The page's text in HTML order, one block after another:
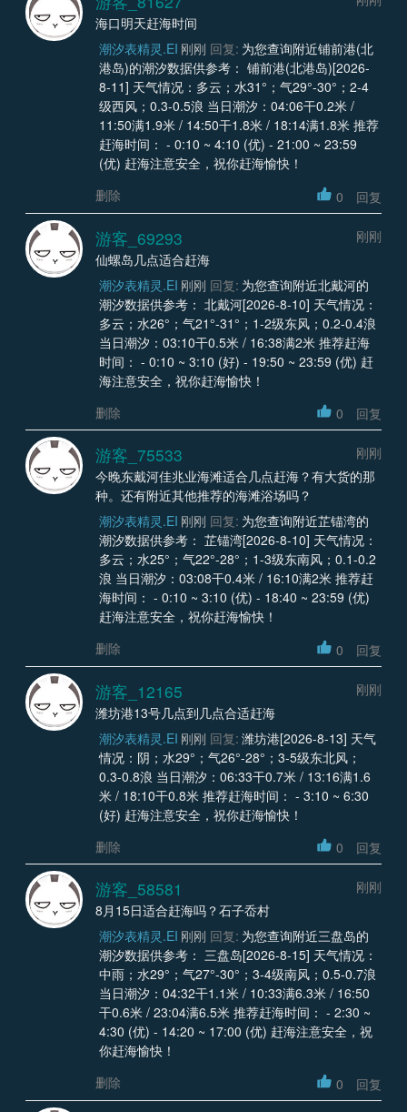
海口明天赶海时间
潮汐表精灵.EI 刚刚 回复: 为您查询附近铺前港(北
港岛)的潮汐数据供参考： 铺前港(北港岛)[2026-
8-11] 天气情况：多云；水31°；气29°-30°；2-4
级西风；0.3-0.5浪 当日潮汐：04:06干0.2米 /
11:50满1.9米 / 14:50干1.8米 / 18:14满1.8米 推荐
赶海时间： - 0:10 ~ 4:10 (优) - 21:00 ~ 23:59
(优) 赶海注意安全，祝你赶海愉快！
删除
0 回复
游客_69293
刚刚
仙螺岛几点适合赶海
潮汐表精灵.EI 刚刚 回复: 为您查询附近北戴河的
潮汐数据供参考： 北戴河[2026-8-10] 天气情况：
多云；水26°；气21°-31°；1-2级东风；0.2-0.4浪
当日潮汐：03:10干0.5米 / 16:38满2米 推荐赶海
时间： - 0:10 ~ 3:10 (好) - 19:50 ~ 23:59 (优) 赶
海注意安全，祝你赶海愉快！
删除
0 回复
游客_75533
刚刚
今晚东戴河佳兆业海滩适合几点赶海？有大货的那
种。还有附近其他推荐的海滩浴场吗？
潮汐表精灵.EI 刚刚 回复: 为您查询附近芷锚湾的
潮汐数据供参考： 芷锚湾[2026-8-10] 天气情况：
多云；水25°；气22°-28°；1-3级东南风；0.1-0.2
浪 当日潮汐：03:08干0.4米 / 16:10满2米 推荐赶
海时间： - 0:10 ~ 3:10 (优) - 18:40 ~ 23:59 (优)
赶海注意安全，祝你赶海愉快！
删除
0 回复
游客_12165
刚刚
潍坊港13号几点到几点合适赶海
潮汐表精灵.EI 刚刚 回复: 潍坊港[2026-8-13] 天气
情况：阴；水29°；气26°-28°；3-5级东北风；
0.3-0.8浪 当日潮汐：06:33干0.7米 / 13:16满1.6
米 / 18:10干0.8米 推荐赶海时间： - 3:10 ~ 6:30
(好) 赶海注意安全，祝你赶海愉快！
删除
0 回复
游客_58581
刚刚
8月15日适合赶海吗？石子岙村
潮汐表精灵.EI 刚刚 回复: 为您查询附近三盘岛的
潮汐数据供参考： 三盘岛[2026-8-15] 天气情况：
中雨；水29°；气27°-30°；3-4级南风；0.5-0.7浪
当日潮汐：04:32干1.1米 / 10:33满6.3米 / 16:50
干0.6米 / 23:04满6.5米 推荐赶海时间： - 2:30 ~
4:30 (优) - 14:20 ~ 17:00 (优) 赶海注意安全，祝
你赶海愉快！
删除
0 回复